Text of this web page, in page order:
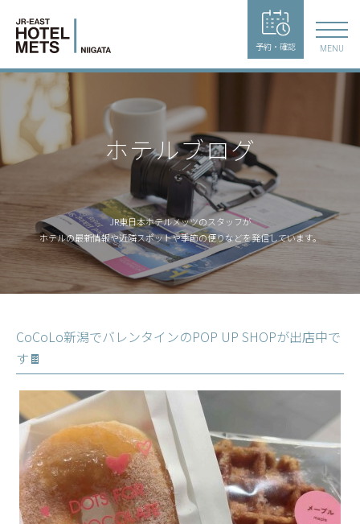
予約・確認 MENU
ホテルブログ
JR東日本ホテルメッツのスタッフが
ホテルの最新情報や近隣スポットや季節の便りなどを発信しています。
CoCoLo新潟でバレンタインのPOP UP SHOPが出店中で
す🍫